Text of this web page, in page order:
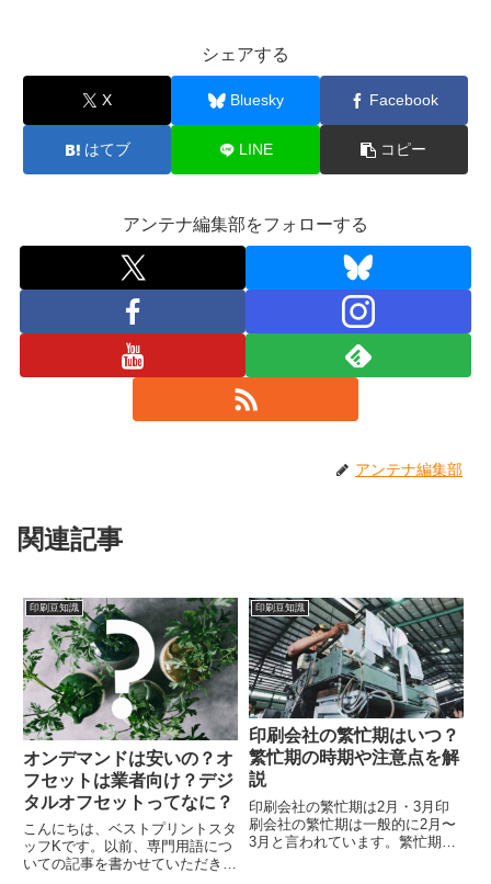
シェアする
X Bluesky Facebook
はてブ LINE コピー
アンテナ編集部をフォローする
アンテナ編集部
関連記事
印刷豆知識
オンデマンドは安いの？オ
フセットは業者向け？デジ
タルオフセットってなに？
こんにちは、ベストプリントスタ
ッフKです。以前、専門用語につ
いての記事を書かせていただきま
印刷豆知識
印刷会社の繁忙期はいつ？
繁忙期の時期や注意点を解
説
印刷会社の繁忙期は2月・3月印
刷会社の繁忙期は一般的に2月〜
3月と言われています。繁忙期に